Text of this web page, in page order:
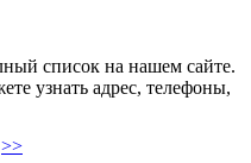
список на нашем сайте.
узнать адрес, телефоны,
>>